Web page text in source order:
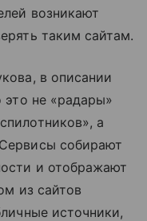
возникают
таким сайтам.
в описании
это не «радары»
а
собирают
и отображают
из сайтов
источники,